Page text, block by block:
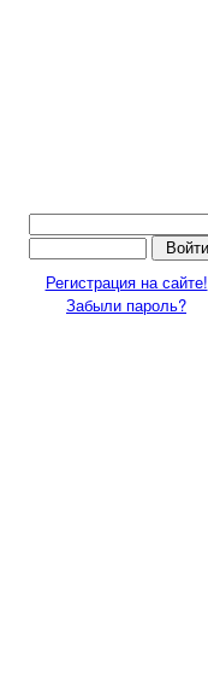
Регистрация на сайте!
Забыли пароль?